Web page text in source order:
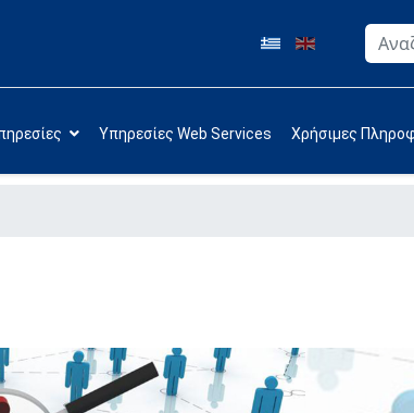
Υπηρεσίες Web Services Χρήσιμες